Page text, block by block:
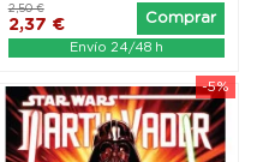
2,37 €
2,50 €
Comprar
Envío 24/48 h
-5%